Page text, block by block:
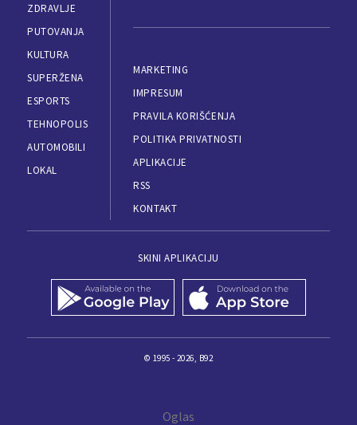
ZDRAVLJE
PUTOVANJA
KULTURA
SUPERŽENA
ESPORTS
TEHNOPOLIS
AUTOMOBILI
LOKAL
MARKETING
IMPRESUM
PRAVILA KORIŠĆENJA
POLITIKA PRIVATNOSTI
APLIKACIJE
RSS
KONTAKT
SKINI APLIKACIJU
© 1995 - 2026, B92